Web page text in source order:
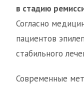
в стадию
Согласно
пациентов
стабильного
Современные